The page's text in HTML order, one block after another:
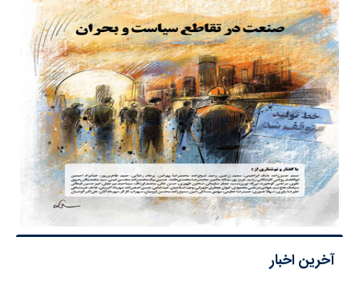
آخرین اخبار